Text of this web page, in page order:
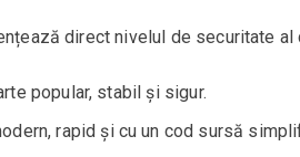
direct nivelul de securitate al
popular, stabil și sigur.
rapid și cu un cod sursă